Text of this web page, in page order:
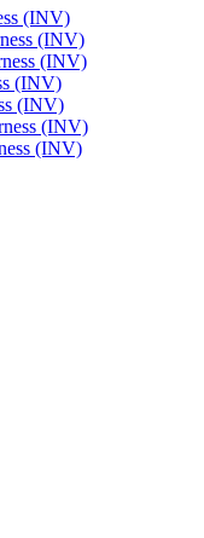
(INV)
(INV)
(INV)
(INV)
(INV)
(INV)
(INV)